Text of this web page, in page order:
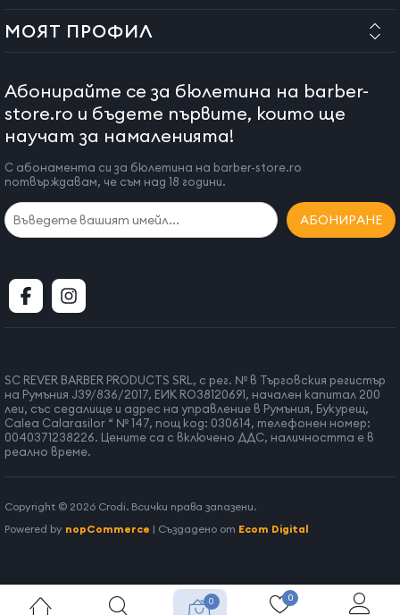
0
0
МОЯТ ПРОФИЛ
Абонирайте се за бюлетина на barber-
store.ro и бъдете първите, които ще
научат за намаленията!
С абонамента си за бюлетина на barber-store.ro
потвърждавам, че съм над 18 години.
АБОНИРАНЕ
SC REVER BARBER PRODUCTS SRL, с рег. № в Търговския регистър
на Румъния J39/836/2017, ЕИК RO38120691, начален капитал 200
леи, със седалище и адрес на управление в Румъния, Букурещ,
Calea Calarasilor “ № 147, пощ код: 030614, телефонен номер:
0040371238226. Цените са с включено ДДС, наличността е в
реално време.
Copyright © 2026 Crodi. Всички права запазени.
Powered by nopCommerce | Създадено от Ecom Digital